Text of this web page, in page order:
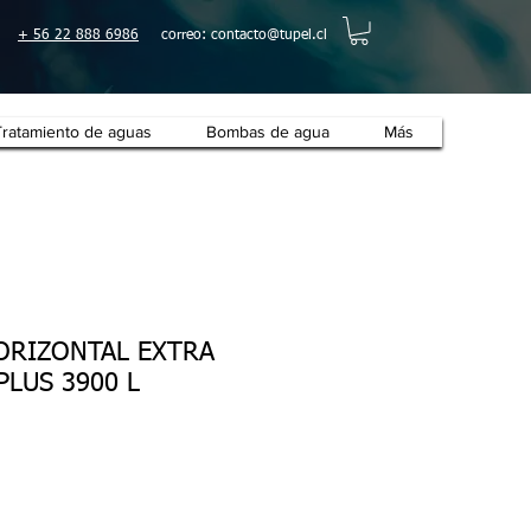
+ 56 22 888 6986 correo: contacto@tupel.cl
de aguas Bombas de agua Más
EXTRA
3900 L